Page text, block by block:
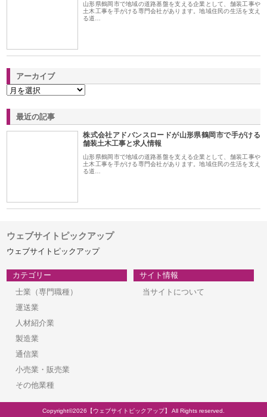
山形県鶴岡市で地域の道路基盤を支える企業として、舗装工事や
土木工事を手がける専門会社があります。地域住民の生活を支え
る道…
アーカイブ
最近の記事
株式会社アドバンスロードが山形県鶴岡市で手がける
舗装土木工事と求人情報
山形県鶴岡市で地域の道路基盤を支える企業として、舗装工事や
土木工事を手がける専門会社があります。地域住民の生活を支え
る道…
ウェブサイトピックアップ
ウェブサイトピックアップ
カテゴリー
士業（専門職種）
運送業
人材紹介業
製造業
通信業
小売業・販売業
その他業種
サイト情報
当サイトについて
Copyright©2026【ウェブサイトピックアップ】 All Rights reserved.